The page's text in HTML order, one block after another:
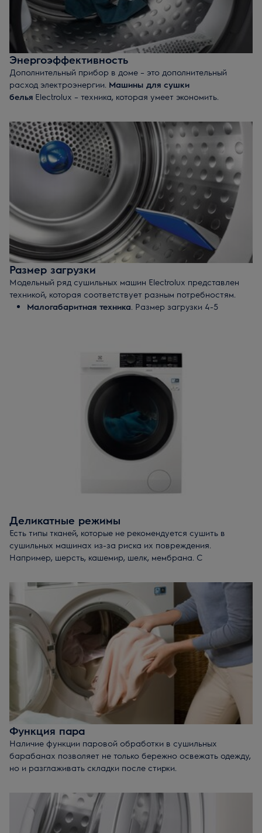
возможностей техники.
Энергоэффективность
Дополнительный прибор в доме – это дополнительный
расход электроэнергии. Машины для сушки
белья Electrolux – техника, которая умеет экономить.
замкнутого закрытого контура, позволяет минимизаровать
тепловые потери и повысить тем самым
энергоэффективность устройства. В результате сушильные
барабаны потребляют на 40% меньше электроэнергии, чем
аналогичные модели других брендов. А для модельного
ряда премиум-класса экономия составляет до 60%.
Размер загрузки
Модельный ряд сушильных машин Electrolux представлен
техникой, которая соответствует разным потребностям.
Малогабаритная техника. Размер загрузки 4-5
килограмм белья. Подходит для тех, кто сушит вещи
Сушильные барабаны на 9 килограммов белья
техника рассчитана на большую семью, когда сушить
нужно много вещей за 1 раз.
Деликатные режимы
Есть типы тканей, которые не рекомендуется сушить в
сушильных машинах из-за риска их повреждения.
Например, шерсть, кашемир, шелк, мембрана. С
беспокоиться. Деликатные режимы, адаптивное вращение
барабана и специальная технология низкотемпературной
сушки (белье сушится при 55°С) позволяют обеспечить
одежде первоклассный уход.
Кроме того, сушильные машины бренда обладают
сертификатом Woolmark Blue. Это означает, что сушить в
них можно даже шерстяные вещи, которые предназначены
только для ручного ухода.
Функция пара
Наличие функции паровой обработки в сушильных
барабанах позволяет не только бережно освежать одежду,
но и разглаживать складки после стирки.
Делает одежду более мягкой, размягчает волокна
ткани, разглаживает складки
Устраняет посторонние запахи
. Использовать
функцию пара можно для того, чтобы освежить одежду